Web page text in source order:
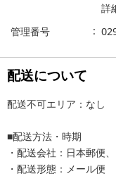
詳
管理番号
配送について
配送不可エリア：なし
■配送方法・時期
・配送会社：日本郵便
・配送形態：メール便